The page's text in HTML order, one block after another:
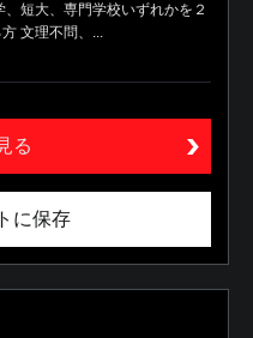
、短大、専門学校いずれかを２
文理不問、...
る
に保存